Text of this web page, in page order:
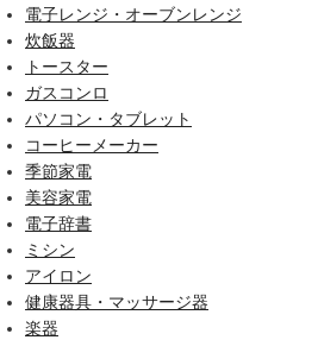
電子レンジ・オーブンレンジ
炊飯器
トースター
ガスコンロ
パソコン・タブレット
コーヒーメーカー
季節家電
美容家電
電子辞書
ミシン
アイロン
健康器具・マッサージ器
楽器